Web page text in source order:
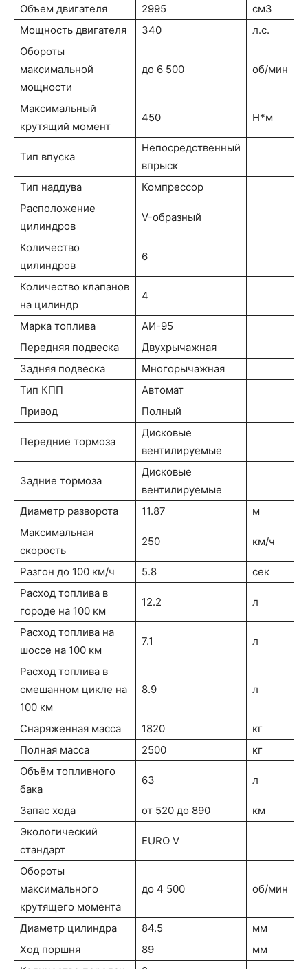
Объем двигателя
2995
см3
Мощность двигателя
340
л.с.
Обороты
максимальной
мощности
до 6 500 об/мин
Максимальный
крутящий момент
450 Н*м
Тип впуска
Непосредственный
впрыск
Тип наддува
Компрессор
Расположение
цилиндров
V-образный
Количество
цилиндров
6
Количество клапанов
на цилиндр
4
Марка топлива
АИ-95
Передняя подвеска
Двухрычажная
Задняя подвеска
Многорычажная
Тип КПП
Автомат
Привод
Полный
Передние тормоза
Дисковые
вентилируемые
Задние тормоза
Дисковые
вентилируемые
Диаметр разворота
11.87
м
Максимальная
скорость
250 км/ч
Разгон до 100 км/ч 5.8
сек
Расход топлива в
городе на 100 км
12.2 л
Расход топлива на
шоссе на 100 км
7.1 л
Расход топлива в
смешанном цикле на
100 км
8.9 л
Снаряженная масса 1820
кг
Полная масса
2500
кг
Объём топливного
бака
63 л
Запас хода от 520 до 890
км
Экологический
стандарт
EURO V
Обороты
максимального
крутящего момента
до 4 500 об/мин
Диаметр цилиндра 84.5
мм
Ход поршня
89
мм